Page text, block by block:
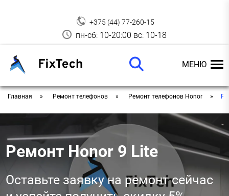
+375 (44) 77-260-15
пн-сб: 10-20:00 вс: 10-18
МЕНЮ
Главная Ремонт телефонов Ремонт телефонов Honor
Ремонт Honor 9 Lite
Оставьте заявку на ремонт сейчас